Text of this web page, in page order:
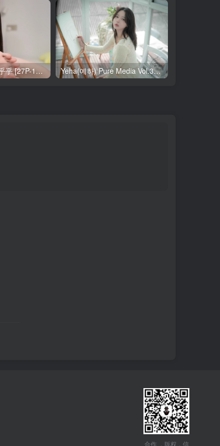
布丁大法 11月 软乎乎 [27P-1V-121MB] Yeha(예하) Pure Media Vol.321 Your Majesty [119P-145MB]
合作 ，版权，信